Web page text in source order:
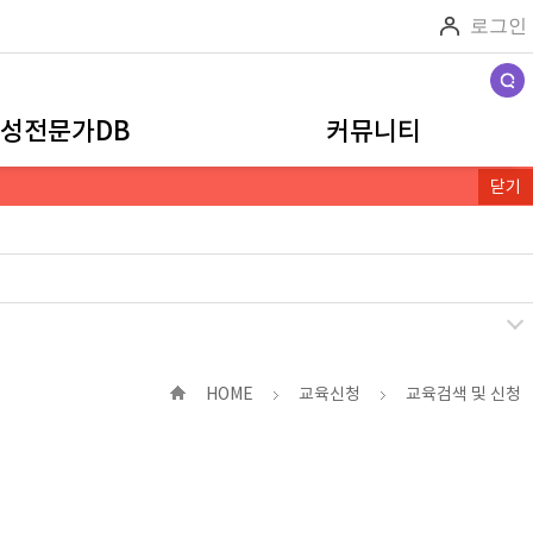
로그인
전문가DB 커뮤니티
닫기
HOME 교육신청 교육검색 및 신청